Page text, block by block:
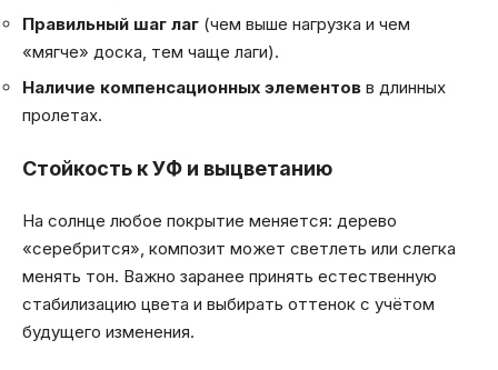
Правильный шаг лаг (чем выше нагрузка и чем
«мягче» доска, тем чаще лаги).
Наличие компенсационных элементов в длинных
пролетах.
Стойкость к УФ и выцветанию
На солнце любое покрытие меняется: дерево
«серебрится», композит может светлеть или слегка
менять тон. Важно заранее принять естественную
стабилизацию цвета и выбирать оттенок с учётом
будущего изменения.